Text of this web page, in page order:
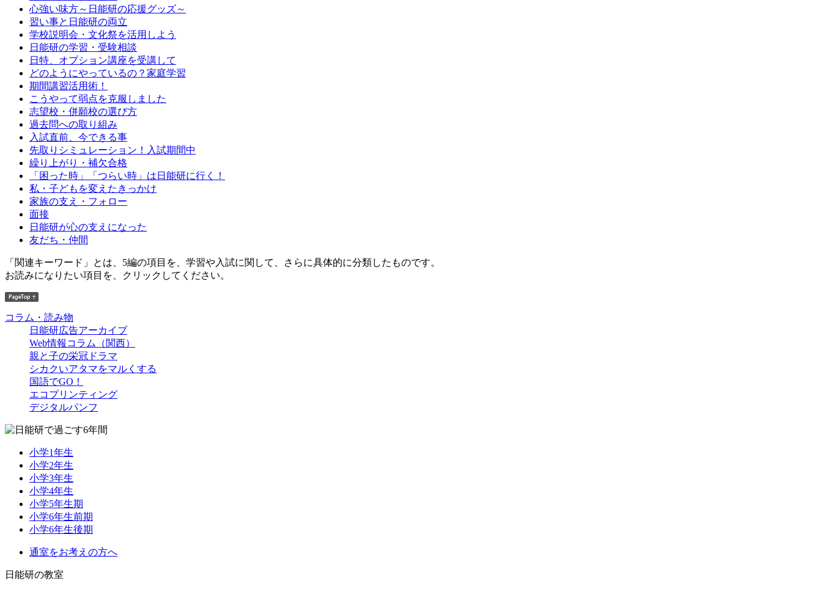
心強い味方～日能研の応援グッズ～
習い事と日能研の両立
学校説明会・文化祭を活用しよう
日能研の学習・受験相談
日特、オプション講座を受講して
どのようにやっているの？家庭学習
期間講習活用術！
こうやって弱点を克服しました
志望校・併願校の選び方
過去問への取り組み
入試直前、今できる事
先取りシミュレーション！入試期間中
繰り上がり・補欠合格
「困った時」「つらい時」は日能研に行く！
私・子どもを変えたきっかけ
家族の支え・フォロー
面接
日能研が心の支えになった
友だち・仲間
「関連キーワード」とは、5編の項目を、学習や入試に関して、さらに具体的に分類したものです。
お読みになりたい項目を、クリックしてください。
コラム・読み物
日能研広告アーカイブ
Web情報コラム（関西）
親と子の栄冠ドラマ
シカクいアタマをマルくする
国語でGO！
エコプリンティング
デジタルパンフ
小学1年生
小学2年生
小学3年生
小学4年生
小学5年生期
小学6年生前期
小学6年生後期
通室をお考えの方へ
日能研の教室